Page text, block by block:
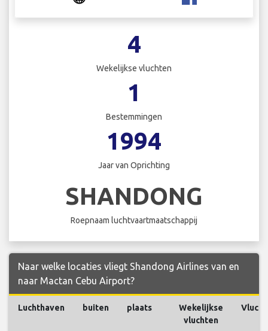
4
Wekelijkse vluchten
1
Bestemmingen
1994
Jaar van Oprichting
SHANDONG
Roepnaam luchtvaartmaatschappij
Naar welke locaties vliegt Shandong Airlines van en
naar Mactan Cebu Airport?
Luchthaven buiten plaats
Wekelijkse
vluchten